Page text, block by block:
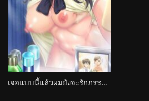
เจอแบบนี้แล้วผมยังจะรักภรรยาของผมอยู่ไหม Soredemo Tsuma wo Aishiteru 2